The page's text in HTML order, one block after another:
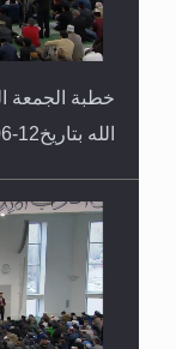
خطبة الجمعة
الله بتاريخ12-06-2026